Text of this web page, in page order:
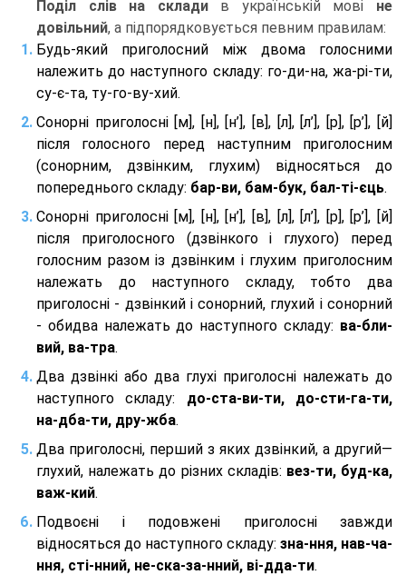
Поділ слів на складив українській мові не
довільний, а підпорядковується певним правилам:
Будь-який приголосний між двома голосними
належить до наступного складу: го-ди-на, жа-рі-ти,
су-є-та, ту-го-ву-хий.
Сонорні приголосні [м], [н], [н’], [в], [л], [л’], [р], [р’], [й]
після голосного перед наступним приголосним
(сонорним, дзвінким, глухим) відносяться до
попереднього складу: бар-ви, бам-бук, бал-ті-єць.
Сонорні приголосні [м], [н], [н’], [в], [л], [л’], [р], [р’], [й]
після приголосного (дзвінкого і глухого) перед
голосним разом із дзвінким і глухим приголосним
належать до наступного складу, тобто два
приголосні - дзвінкий і сонорний, глухий і сонорний
- обидва належать до наступного складу: ва-бли-
вий, ва-тра.
Два дзвінкі або два глухі приголосні належать до
наступного складу: до-ста-ви-ти, до-сти-га-ти,
на-дба-ти, дру-жба.
Два приголосні, перший з яких дзвінкий, а другий—
глухий, належать до різних складів: вез-ти, буд-ка,
важ-кий.
Подвоєні і подовжені приголосні завжди
відносяться до наступного складу: зна-ння, нав-ча-
ння, сті-нний, не-ска-за-нний, ві-дда-ти.